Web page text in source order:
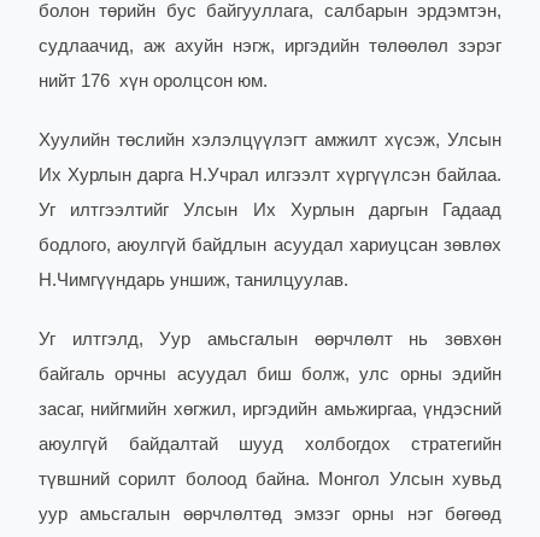
болон төрийн бус байгууллага, салбарын эрдэмтэн,
судлаачид, аж ахуйн нэгж, иргэдийн төлөөлөл зэрэг
нийт 176 хүн оролцсон юм.
Хуулийн төслийн хэлэлцүүлэгт амжилт хүсэж, Улсын
Их Хурлын дарга Н.Учрал илгээлт хүргүүлсэн байлаа.
Уг илтгээлтийг Улсын Их Хурлын даргын Гадаад
бодлого, аюулгүй байдлын асуудал хариуцсан зөвлөх
Н.Чимгүүндарь уншиж, танилцуулав.
Уг илтгэлд, Уур амьсгалын өөрчлөлт нь зөвхөн
байгаль орчны асуудал биш болж, улс орны эдийн
засаг, нийгмийн хөгжил, иргэдийн амьжиргаа, үндэсний
аюулгүй байдалтай шууд холбогдох стратегийн
түвшний сорилт болоод байна. Монгол Улсын хувьд
уур амьсгалын өөрчлөлтөд эмзэг орны нэг бөгөөд